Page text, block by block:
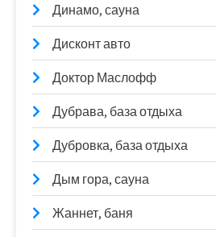
Динамо, сауна
Дисконт авто
Доктор Маслофф
Дубрава, база отдыха
Дубровка, база отдыха
Дым гора, сауна
Жаннет, баня